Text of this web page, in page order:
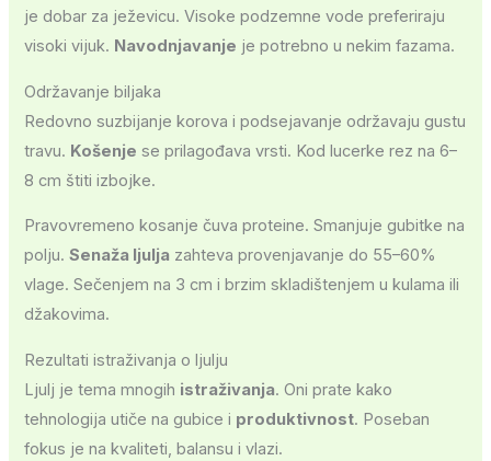
je dobar za ježevicu. Visoke podzemne vode preferiraju
visoki vijuk. Navodnjavanje je potrebno u nekim fazama.
Održavanje biljaka
Redovno suzbijanje korova i podsejavanje održavaju gustu
travu. Košenje se prilagođava vrsti. Kod lucerke rez na 6–
8 cm štiti izbojke.
Pravovremeno kosanje čuva proteine. Smanjuje gubitke na
polju.Senaža ljulja zahteva provenjavanje do 55–60%
vlage. Sečenjem na 3 cm i brzim skladištenjem u kulama ili
džakovima.
Rezultati istraživanja o ljulju
Ljulj je tema mnogih istraživanja. Oni prate kako
tehnologija utiče na gubice i produktivnost. Poseban
fokus je na kvaliteti, balansu i vlazi.